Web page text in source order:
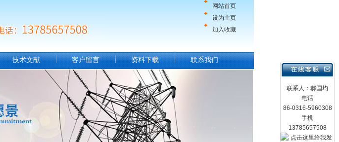
网站首页
设为主页
加入收藏
联系人：郝国均
电话
86-0316-5960308
手机
13785657508
技术文献 客户留言 资料下载 联系我们